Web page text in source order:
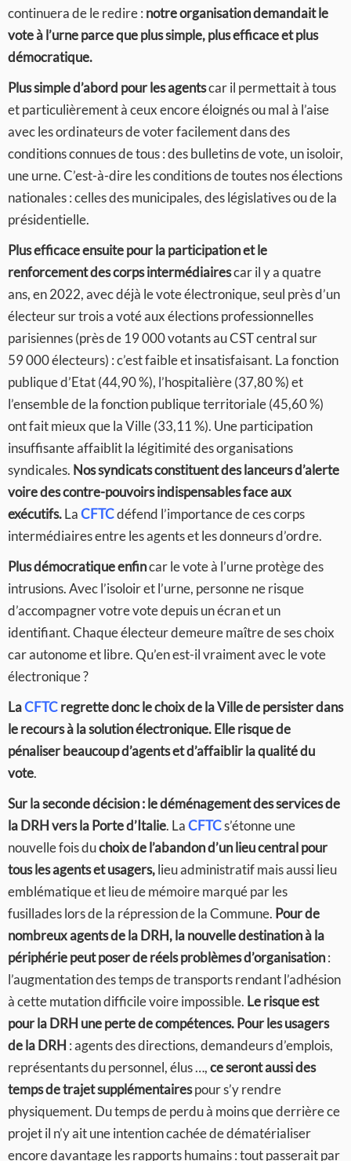
continuera de le redire : notre organisation demandait le
vote à l’urne parce que plus simple, plus efficace et plus
démocratique.
Plus simple d’abord pour les agentscar il permettait à tous
et particulièrement à ceux encore éloignés ou mal à l’aise
avec les ordinateurs de voter facilement dans des
conditions connues de tous : des bulletins de vote, un isoloir,
une urne. C’est-à-dire les conditions de toutes nos élections
nationales : celles des municipales, des législatives ou de la
présidentielle.
Plus efficace ensuite pour la participation et le
renforcement des corps intermédiairescar il y a quatre
ans, en 2022, avec déjà le vote électronique, seul près d’un
électeur sur trois a voté aux élections professionnelles
parisiennes (près de 19 000 votants au CST central sur
59 000 électeurs) : c’est faible et insatisfaisant. La fonction
publique d’Etat (44,90 %), l’hospitalière (37,80 %) et
l’ensemble de la fonction publique territoriale (45,60 %)
ont fait mieux que la Ville (33,11 %). Une participation
insuffisante affaiblit la légitimité des organisations
syndicales. Nos syndicats constituent des lanceurs d’alerte
voire des contre-pouvoirs indispensables face aux
exécutifs.LaCFTCdéfend l’importance de ces corps
intermédiaires entre les agents et les donneurs d’ordre.
Plus démocratique enfincar le vote à l’urne protège des
intrusions. Avec l’isoloir et l’urne, personne ne risque
d’accompagner votre vote depuis un écran et un
identifiant. Chaque électeur demeure maître de ses choix
car autonome et libre. Qu’en est-il vraiment avec le vote
électronique ?
LaCFTCregrette donc le choix de la Ville de persister dans
le recours à la solution électronique. Elle risque de
pénaliser beaucoup d’agents et d’affaiblir la qualité du
vote.
Sur la seconde décision : le déménagement des services de
la DRH vers la Porte d’Italie. LaCFTCs’étonne une
nouvelle fois duchoix de l’abandon d’un lieu central pour
tous les agents et usagers,lieu administratif mais aussi lieu
emblématique et lieu de mémoire marqué par les
fusillades lors de la répression de la Commune. Pour de
nombreux agents de la DRH, la nouvelle destination à la
périphérie peut poser de réels problèmes d’organisation:
l’augmentation des temps de transports rendant l’adhésion
à cette mutation difficile voire impossible. Le risque est
pour la DRH une perte de compétences. Pour les usagers
de la DRH : agents des directions, demandeurs d’emplois,
représentants du personnel, élus …,ce seront aussi des
temps de trajet supplémentairespour s’y rendre
physiquement. Du temps de perdu à moins que derrière ce
projet il n’y ait une intention cachée de dématérialiser
encore davantage les rapports humains : tout passerait par